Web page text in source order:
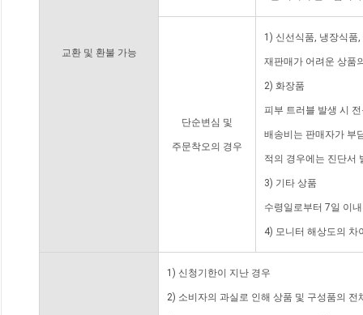
교환 및 환불 가능
단순변심 및
주문착오의 경우
1) 신선식품, 냉장식품
재판매가 어려운 상품
2) 화장품
피부 트러블 발생 시
배송비는 판매자가 부
적의 경우에는 진단서
3) 기타 상품
수령일로부터 7일 이
4) 모니터 해상도의 차
1) 신청기한이 지난 경우
2) 소비자의 과실로 인해 상품 및 구성품의